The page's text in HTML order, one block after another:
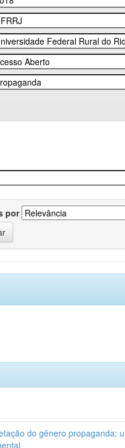
por
do gênero propaganda: